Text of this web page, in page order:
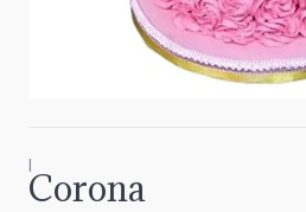
|
Corona